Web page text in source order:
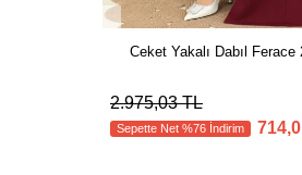
Ceket Yakalı Dabıl
2.975,03 TL
Sepette Net %76 İndirim